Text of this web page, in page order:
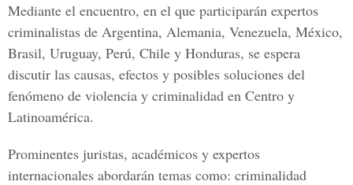
Mediante el encuentro, en el que participarán expertos
criminalistas de Argentina, Alemania, Venezuela, México,
Brasil, Uruguay, Perú, Chile y Honduras, se espera
discutir las causas, efectos y posibles soluciones del
fenómeno de violencia y criminalidad en Centro y
Latinoamérica.
Prominentes juristas, académicos y expertos
internacionales abordarán temas como: criminalidad